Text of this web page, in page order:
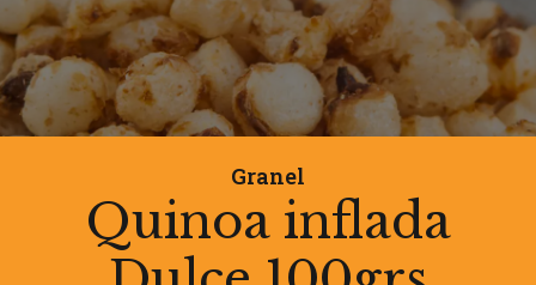
Granel
Quinoa inflada